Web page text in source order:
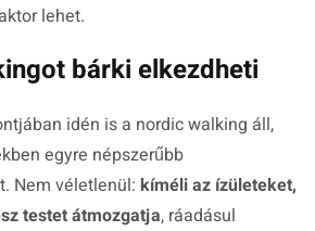
lehet.
bárki elkezdheti
idén is a nordic walking áll,
egyre népszerűbb
Nem véletlenül: kíméli az ízületeket,
testet átmozgatja, ráadásul